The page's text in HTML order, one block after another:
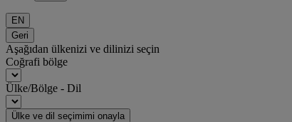
EN
Geri
Aşağıdan ülkenizi ve dilinizi seçin
Coğrafi bölge
Ülke/Bölge - Dil
Ülke ve dil seçimimi onayla